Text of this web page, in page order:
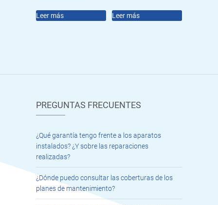
Leer más Leer más
PREGUNTAS FRECUENTES
¿Qué garantía tengo frente a los aparatos
instalados? ¿Y sobre las reparaciones
realizadas?
¿Dónde puedo consultar las coberturas de los
planes de mantenimiento?